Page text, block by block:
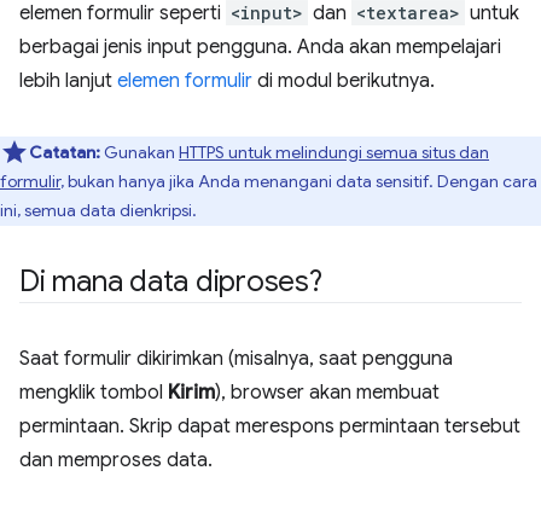
elemen formulir seperti <input> dan <textarea> untuk
berbagai jenis input pengguna. Anda akan mempelajari
lebih lanjut elemen formulir di modul berikutnya.
Catatan: Gunakan HTTPS untuk melindungi semua situs dan
formulir, bukan hanya jika Anda menangani data sensitif. Dengan cara
ini, semua data dienkripsi.
Di mana data diproses?
Saat formulir dikirimkan (misalnya, saat pengguna
mengklik tombol Kirim), browser akan membuat
permintaan. Skrip dapat merespons permintaan tersebut
dan memproses data.